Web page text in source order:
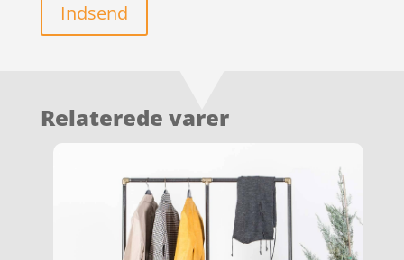
Indsend
Relaterede varer